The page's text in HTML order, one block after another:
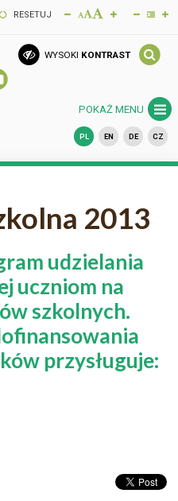
RESETUJ
WYSOKI KONTRAST
POKAŻ MENU
PL EN DE CZ
2013
udzielania
uczniom na
szkolnych.
przysługuje: